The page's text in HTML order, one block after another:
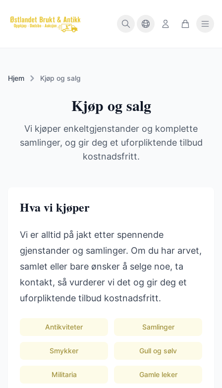
Hjem Kjøp og salg
Kjøp og salg
Vi kjøper enkeltgjenstander og komplette
samlinger, og gir deg et uforpliktende tilbud
kostnadsfritt.
Hva vi kjøper
Vi er alltid på jakt etter spennende
gjenstander og samlinger. Om du har arvet,
samlet eller bare ønsker å selge noe, ta
kontakt, så vurderer vi det og gir deg et
uforpliktende tilbud kostnadsfritt.
Antikviteter Samlinger
Smykker Gull og sølv
Militaria Gamle leker